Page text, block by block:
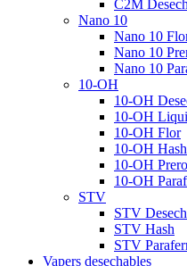
C2M
Nano 10
Nano 10
Nano 10
Nano 10
10-OH
10-OH
10-OH
10-OH Flor
10-OH Hash
10-OH
10-OH
STV
STV
STV Hash
STV
Vapers desechables